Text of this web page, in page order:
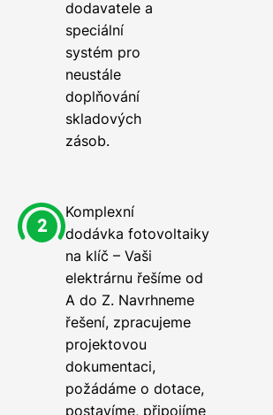
dodavatele a
speciální
systém pro
neustále
doplňování
skladových
zásob.
Komplexní
dodávka fotovoltaiky
na klíč – Vaši
elektrárnu řešíme od
A do Z. Navrhneme
řešení, zpracujeme
projektovou
dokumentaci,
požádáme o dotace,
postavíme, připojíme